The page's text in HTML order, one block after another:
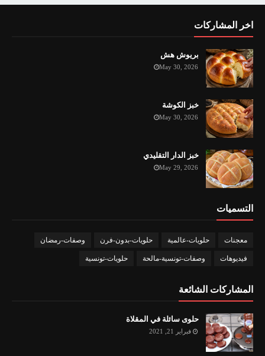
اخر المشاركات
بريوش هش
May 30, 2026
خبز الكوشة
May 30, 2026
خبز الدار التقليدي
May 29, 2026
التسميات
معجنات حلويات-عالمية حلويات-بدون-فرن وصفات-رمضان
فيديوهات وصفات-تونسية-مالحة حلويات-تونسية
المشاركات الشائعة
حلوى سائلة في المقلاة
فبراير 21, 2021